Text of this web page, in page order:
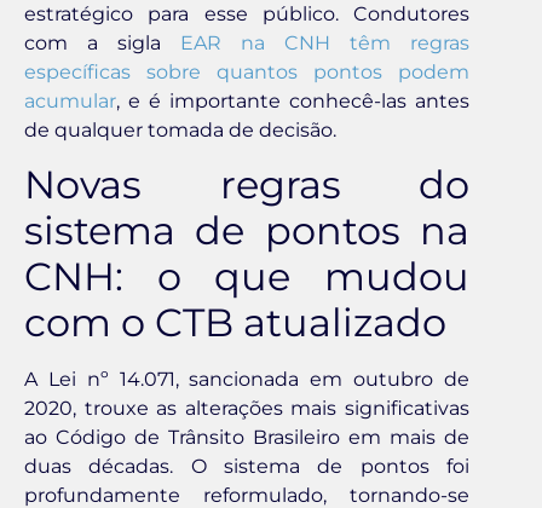
estratégico para esse público. Condutores
com a sigla EAR na CNH têm regras
específicas sobre quantos pontos podem
acumular, e é importante conhecê-las antes
de qualquer tomada de decisão.
Novas regras do
sistema de pontos na
CNH: o que mudou
com o CTB atualizado
A Lei nº 14.071, sancionada em outubro de
2020, trouxe as alterações mais significativas
ao Código de Trânsito Brasileiro em mais de
duas décadas. O sistema de pontos foi
profundamente reformulado, tornando-se